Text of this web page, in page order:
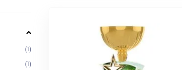
(1)
(1)